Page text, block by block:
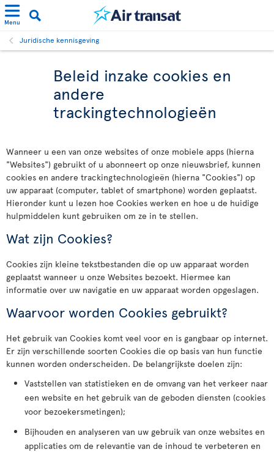
Menu
Juridische kennisgeving
Beleid inzake cookies en
andere
trackingtechnologieën
Wanneer u een van onze websites of onze mobiele apps (hierna
"Websites") gebruikt of u abonneert op onze nieuwsbrief, kunnen
cookies en andere trackingtechnologieën (hierna "Cookies") op
uw apparaat (computer, tablet of smartphone) worden geplaatst.
Hieronder kunt u lezen hoe Cookies werken en hoe u de huidige
hulpmiddelen kunt gebruiken om ze in te stellen.
Wat zijn Cookies?
Cookies zijn kleine tekstbestanden die op uw apparaat worden
geplaatst wanneer u onze Websites bezoekt. Hiermee kan
informatie over uw navigatie en uw apparaat worden opgeslagen.
Waarvoor worden Cookies gebruikt?
Het gebruik van Cookies komt veel voor en is gangbaar op internet.
Er zijn verschillende soorten Cookies die op basis van hun functie
kunnen worden onderscheiden. De belangrijkste doelen zijn:
Vaststellen van statistieken en de omvang van het verkeer naar
een website en het gebruik van de geboden diensten (cookies
voor bezoekersmetingen);
Bijhouden en analyseren van uw gebruik van onze websites en
applicaties om de relevantie van de inhoud te verbeteren en